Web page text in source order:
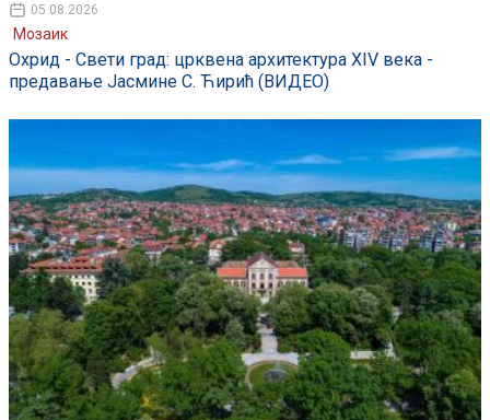
05.08.2026
Мозаик
Охрид - Свети град: црквена архитектура XIV века -
предавање Јасмине С. Ћирић (ВИДЕО)